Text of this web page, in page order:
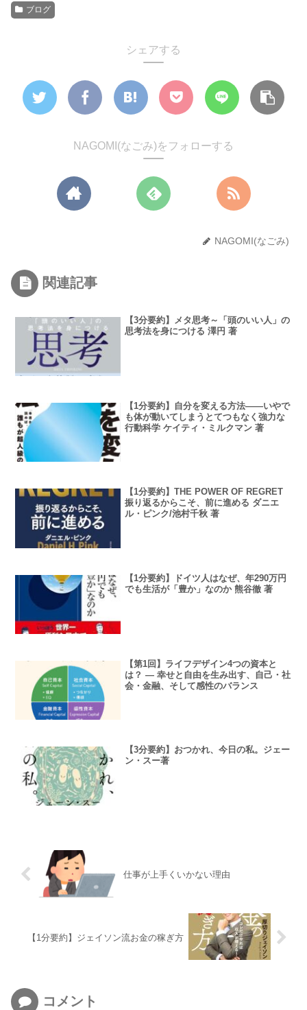
ブログ
シェアする
NAGOMI(なごみ)をフォローする
NAGOMI(なごみ)
関連記事
【3分要約】メタ思考～「頭のいい人」の
思考法を身につける 澤円 著
【1分要約】自分を変える方法――いやで
も体が動いてしまうとてつもなく強力な
行動科学 ケイティ・ミルクマン 著
【1分要約】THE POWER OF REGRET
振り返るからこそ、前に進める ダニエ
ル・ピンク/池村千秋 著
【1分要約】ドイツ人はなぜ、年290万円
でも生活が「豊か」なのか 熊谷徹 著
【第1回】ライフデザイン4つの資本と
は？ ― 幸せと自由を生み出す、自己・社
会・金融、そして感性のバランス
【3分要約】おつかれ、今日の私。ジェー
ン・スー著
仕事が上手くいかない理由
【1分要約】ジェイソン流お金の稼ぎ方
コメント